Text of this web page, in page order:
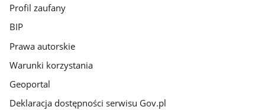
Profil zaufany
BIP
Prawa autorskie
Warunki korzystania
Geoportal
Deklaracja dostępności serwisu Gov.pl